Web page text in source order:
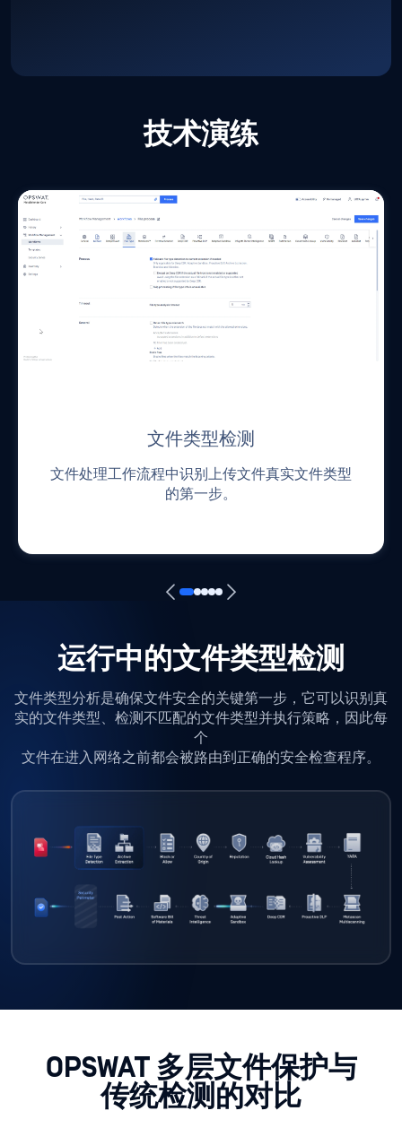
技术演练
文件类型检测
文件处理工作流程中识别上传文件真实文件类型
的第一步。
运行中的文件类型检测
文件类型分析是确保文件安全的关键第一步，它可以识别真
实的文件类型、检测不匹配的文件类型并执行策略，因此每
个
文件在进入网络之前都会被路由到正确的安全检查程序。
OPSWAT 多层文件保护与
传统检测的对比